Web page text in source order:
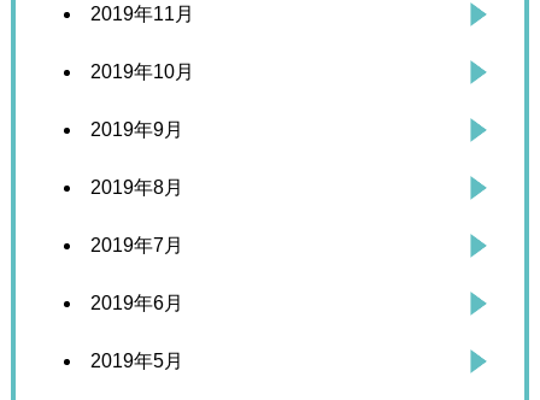
2019年11月
2019年10月
2019年9月
2019年8月
2019年7月
2019年6月
2019年5月